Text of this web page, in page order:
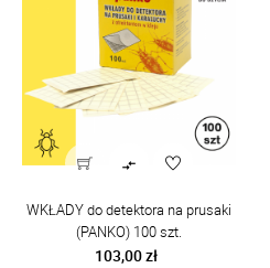

WKŁADY do detektora na prusaki
(PANKO) 100 szt.
Cena
103,00 zł